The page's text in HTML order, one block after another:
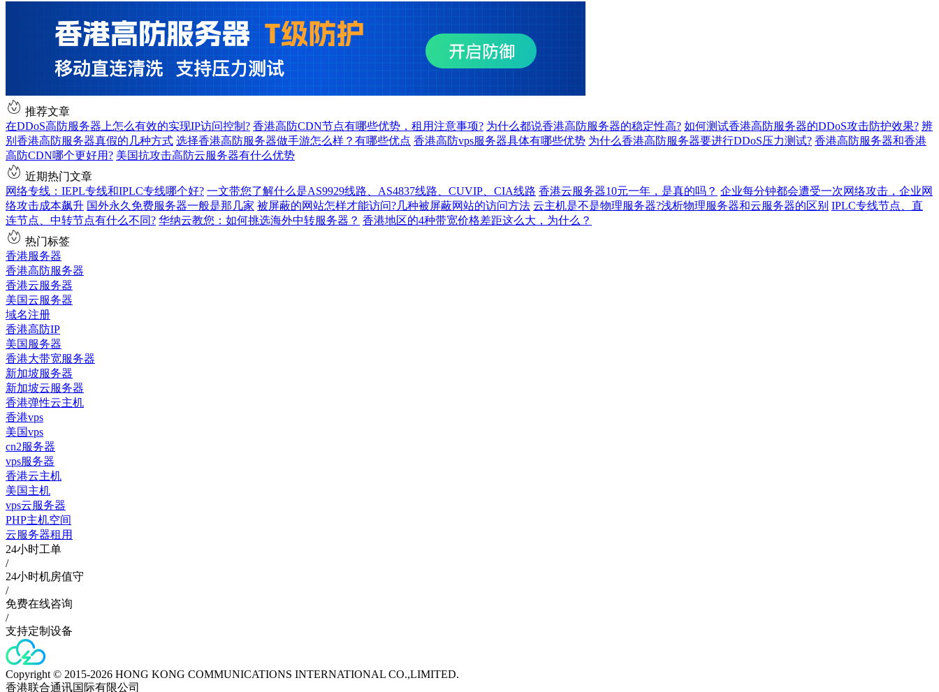
推荐文章
在DDoS高防服务器上怎么有效的实现IP访问控制? 香港高防CDN节点有哪些优势，租用注意事项? 为什么都说香港高防服务器的稳定性高? 如何测试香港高防服务器的DDoS攻击防护效果? 辨
别香港高防服务器真假的几种方式 选择香港高防服务器做手游怎么样？有哪些优点 香港高防vps服务器具体有哪些优势 为什么香港高防服务器要进行DDoS压力测试? 香港高防服务器和香港
高防CDN哪个更好用? 美国抗攻击高防云服务器有什么优势
近期热门文章
网络专线：IEPL专线和IPLC专线哪个好? 一文带您了解什么是AS9929线路、AS4837线路、CUVIP、CIA线路 香港云服务器10元一年，是真的吗？ 企业每分钟都会遭受一次网络攻击，企业网
络攻击成本飙升 国外永久免费服务器一般是那几家 被屏蔽的网站怎样才能访问?几种被屏蔽网站的访问方法 云主机是不是物理服务器?浅析物理服务器和云服务器的区别 IPLC专线节点、直
连节点、中转节点有什么不同? 华纳云教您：如何挑选海外中转服务器？ 香港地区的4种带宽价格差距这么大，为什么？
热门标签
香港服务器
香港高防服务器
香港云服务器
美国云服务器
域名注册
香港高防IP
美国服务器
香港大带宽服务器
新加坡服务器
新加坡云服务器
香港弹性云主机
香港vps
美国vps
cn2服务器
vps服务器
香港云主机
美国主机
vps云服务器
PHP主机空间
云服务器租用
24小时工单
/
24小时机房值守
/
免费在线咨询
/
支持定制设备
Copyright © 2015-2026 HONG KONG COMMUNICATIONS INTERNATIONAL CO.,LIMITED.
香港联合通讯国际有限公司